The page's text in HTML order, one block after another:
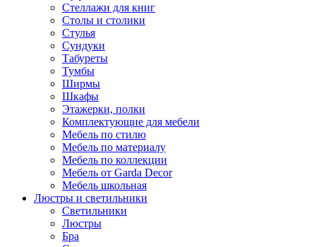
Стеллажи для книг
Столы и столики
Стулья
Сундуки
Табуреты
Тумбы
Ширмы
Шкафы
Этажерки, полки
Комплектующие для мебели
Мебель по стилю
Мебель по материалу
Мебель по коллекции
Мебель от Garda Decor
Мебель школьная
Люстры и светильники
Светильники
Люстры
Бра